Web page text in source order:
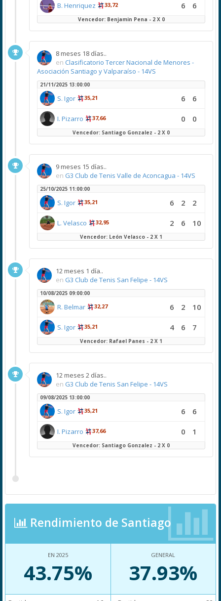
B. Henriquez 33,72 6 6
Vencedor: Benjamin Pena - 2 X 0
8 meses 18 días..
en Clasificatorio Tercer Nacional de Menores -
Asociación Santiago y Valparaíso - 14VS
21/11/2025 13:00:00
S. Igor 35,21 6 6
I. Pizarro 37,66 0 0
Vencedor: Santiago Gonzalez - 2 X 0
9 meses 15 días..
en G3 Club de Tenis Valle de Aconcagua - 14VS
25/10/2025 11:00:00
S. Igor 35,21 6 2 2
L. Velasco 32,95 2 6 10
Vencedor: León Velasco - 2 X 1
12 meses 1 día..
en G3 Club de Tenis San Felipe - 14VS
10/08/2025 09:00:00
R. Belmar 32,27 6 2 10
S. Igor 35,21 4 6 7
Vencedor: Rafael Panes - 2 X 1
12 meses 2 días..
en G3 Club de Tenis San Felipe - 14VS
09/08/2025 13:00:00
S. Igor 35,21 6 6
I. Pizarro 37,66 0 1
Vencedor: Santiago Gonzalez - 2 X 0
Rendimiento de Santiago
EN 2025
43.75%
GENERAL
37.93%